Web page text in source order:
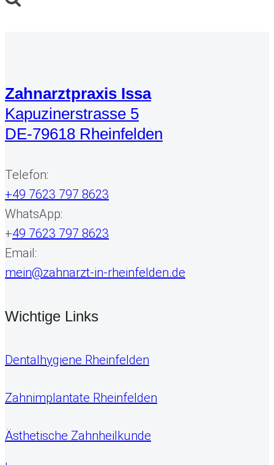
Zahnarztpraxis Issa
Kapuzinerstrasse 5
DE-79618 Rheinfelden
Telefon:
+49 7623 797 8623
WhatsApp:
+49 7623 797 8623
Email:
mein@zahnarzt-in-rheinfelden.de
Wichtige Links
Dentalhygiene Rheinfelden
Zahnimplantate Rheinfelden
Ästhetische Zahnheilkunde